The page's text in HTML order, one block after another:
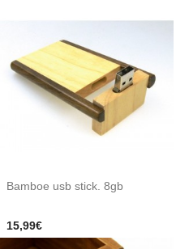
Bamboe usb stick. 8gb
15,99€